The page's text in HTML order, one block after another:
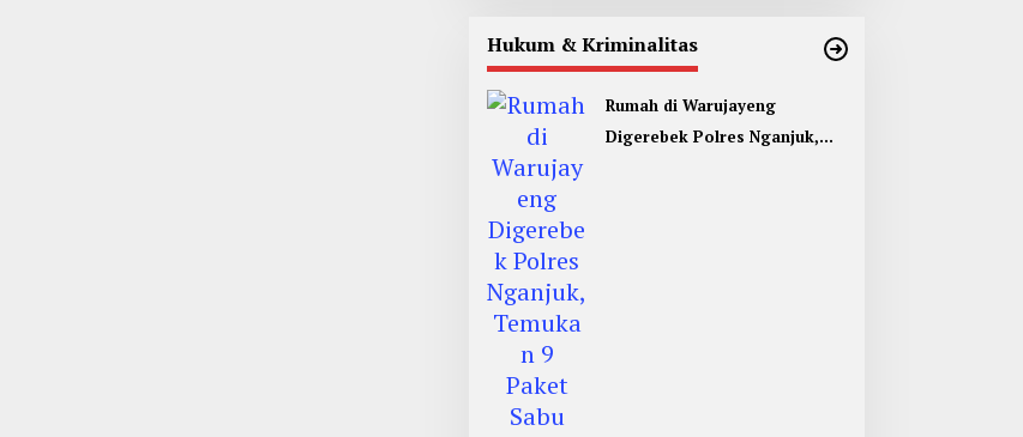
Hukum & Kriminalitas
Rumah di Warujayeng
Digerebek Polres Nganjuk,